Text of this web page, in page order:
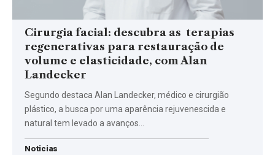
Cirurgia facial: descubra as terapias
regenerativas para restauração de
volume e elasticidade, com Alan
Landecker
Segundo destaca Alan Landecker, médico e cirurgião
plástico, a busca por uma aparência rejuvenescida e
natural tem levado a avanços…
Noticias